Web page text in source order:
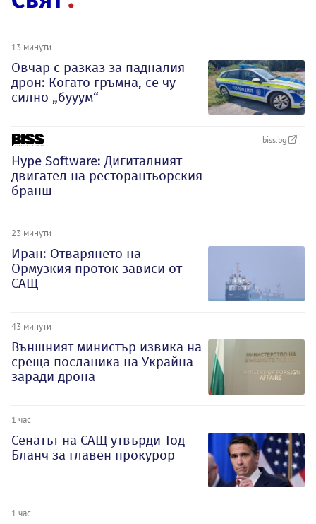
13 минути
Овчар с разказ за падналия
дрон: Когато гръмна, се чу
силно „бууум“
biss.bg
Hype Software: Дигиталният
двигател на ресторантьорския
бранш
23 минути
Иран: Отварянето на
Ормузкия проток зависи от
САЩ
43 минути
Външният министър извика на
среща посланика на Украйна
заради дрона
1 час
Сенатът на САЩ утвърди Тод
Бланч за главен прокурор
1 час